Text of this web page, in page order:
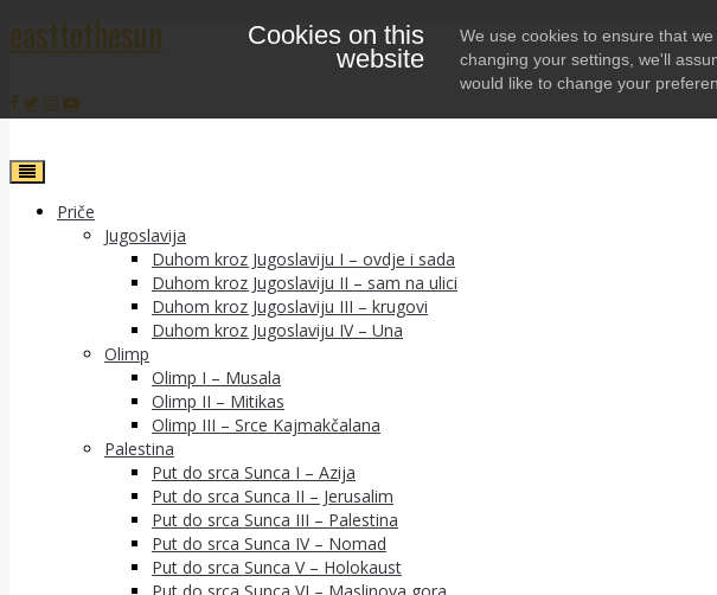
Cookies on this
website
We use cookies to ensure that
changing your settings, we'll
would like to change your
Skip
to
easttothesun
Priče
Jugoslavija
Duhom kroz Jugoslaviju I – ovdje i sada
Duhom kroz Jugoslaviju II – sam na ulici
Duhom kroz Jugoslaviju III – krugovi
Duhom kroz Jugoslaviju IV – Una
Olimp
Olimp I – Musala
Olimp II – Mitikas
Olimp III – Srce Kajmakčalana
Palestina
Put do srca Sunca I – Azija
Put do srca Sunca II – Jerusalim
Put do srca Sunca III – Palestina
Put do srca Sunca IV – Nomad
Put do srca Sunca V – Holokaust